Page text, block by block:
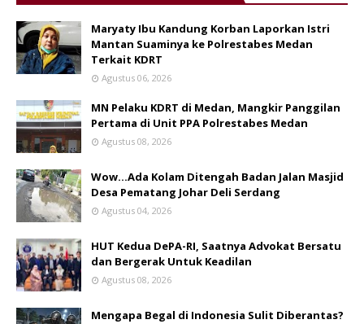
Maryaty Ibu Kandung Korban Laporkan Istri
Mantan Suaminya ke Polrestabes Medan
Terkait KDRT
Agustus 06, 2026
MN Pelaku KDRT di Medan, Mangkir Panggilan
Pertama di Unit PPA Polrestabes Medan
Agustus 08, 2026
Wow...Ada Kolam Ditengah Badan Jalan Masjid
Desa Pematang Johar Deli Serdang
Agustus 04, 2026
HUT Kedua DePA-RI, Saatnya Advokat Bersatu
dan Bergerak Untuk Keadilan
Agustus 08, 2026
Mengapa Begal di Indonesia Sulit Diberantas?